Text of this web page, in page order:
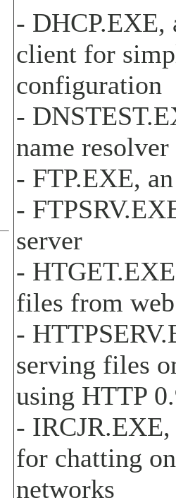
- DHCP.EXE,
client for
configuration
-
name resolver
- FTP.EXE,
-
server
-
files from
-
serving files
using HTTP
-
for chatting
networks